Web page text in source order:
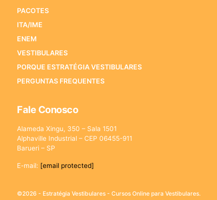
PACOTES
ITA/IME
ENEM
VESTIBULARES
PORQUE ESTRATÉGIA VESTIBULARES
PERGUNTAS FREQUENTES
Fale Conosco
Alameda Xingu, 350 – Sala 1501
Alphaville Industrial – CEP 06455-911
Barueri – SP
E-mail: [email protected]
©2026 - Estratégia Vestibulares - Cursos Online para Vestibulares.